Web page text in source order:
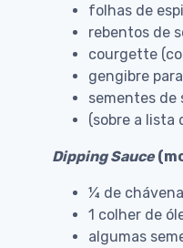
folhas de
rebentos de
courgette
gengibre
sementes de
(sobre a lista
Dipping Sauce
¼ de
1 colher de
algumas